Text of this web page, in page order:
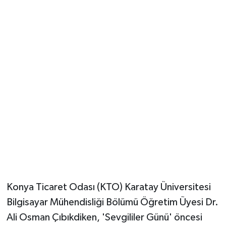
Konya Ticaret Odası (KTO) Karatay Üniversitesi
Bilgisayar Mühendisliği Bölümü Öğretim Üyesi Dr.
Ali Osman Çıbıkdiken, 'Sevgililer Günü' öncesi